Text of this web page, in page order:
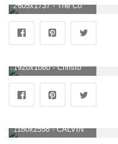
2605x1737 - The Consultant review: a darkly comic workplace thriller. Christoph Waltz Hintergrund für Desktop.
1920x1080 - Christoph Waltz Lock Screen Wallpaper. Christoph Waltz BildHD 1080p .
1180x2558 - CALVIN CANDIE DJANGO UNCHAINED LEONARDO DICAPRIO. Aesthetic movies, Quentin tarantino movies, Cinematic photography. Christoph Waltz Hintergrundbild.